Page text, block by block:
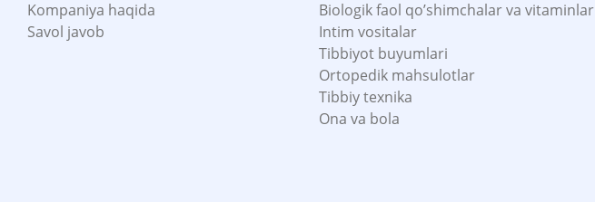
Kompaniya haqida
Savol javob
Biologik faol qo’shimchalar va vitaminlar
Intim vositalar
Tibbiyot buyumlari
Ortopedik mahsulotlar
Tibbiy texnika
Ona va bola